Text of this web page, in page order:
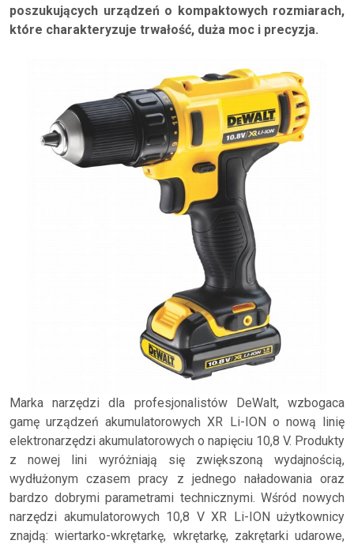
poszukujących urządzeń o kompaktowych rozmiarach,
które charakteryzuje trwałość, duża moc i precyzja.
Marka narzędzi dla profesjonalistów DeWalt, wzbogaca
gamę urządzeń akumulatorowych XR Li-ION o nową linię
elektronarzędzi akumulatorowych o napięciu 10,8 V. Produkty
z nowej lini wyróżniają się zwiększoną wydajnością,
wydłużonym czasem pracy z jednego naładowania oraz
bardzo dobrymi parametrami technicznymi. Wśród nowych
narzędzi akumulatorowych 10,8 V XR Li-ION użytkownicy
znajdą: wiertarko-wkrętarkę, wkrętarkę, zakrętarki udarowe,